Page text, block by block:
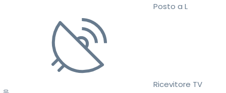
Posto a L
Ricevitore TV